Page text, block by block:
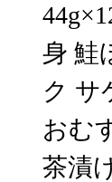
身 鮭
ク サ
おむ
茶漬